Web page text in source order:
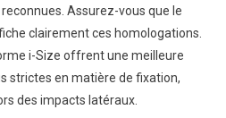
Assurez-vous que le
clairement ces homologations.
i-Size offrent une meilleure
strictes en matière de fixation,
des impacts latéraux.